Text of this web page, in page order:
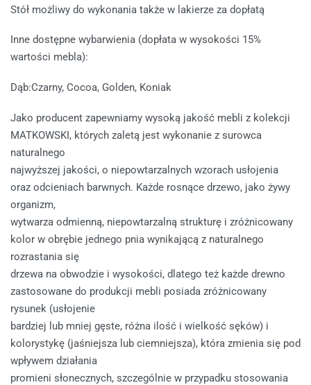
Stół możliwy do wykonania także w lakierze za dopłatą
Inne dostępne wybarwienia (dopłata w wysokości 15%
wartości mebla):
Dąb:Czarny, Cocoa, Golden, Koniak
Jako producent zapewniamy wysoką jakość mebli z kolekcji
MATKOWSKI, których zaletą jest wykonanie z surowca
naturalnego
najwyższej jakości, o niepowtarzalnych wzorach usłojenia
oraz odcieniach barwnych. Każde rosnące drzewo, jako żywy
organizm,
wytwarza odmienną, niepowtarzalną strukturę i zróżnicowany
kolor w obrębie jednego pnia wynikającą z naturalnego
rozrastania się
drzewa na obwodzie i wysokości, dlatego też każde drewno
zastosowane do produkcji mebli posiada zróżnicowany
rysunek (usłojenie
bardziej lub mniej gęste, różna ilość i wielkość sęków) i
kolorystykę (jaśniejsza lub ciemniejsza), która zmienia się pod
wpływem działania
promieni słonecznych, szczególnie w przypadku stosowania